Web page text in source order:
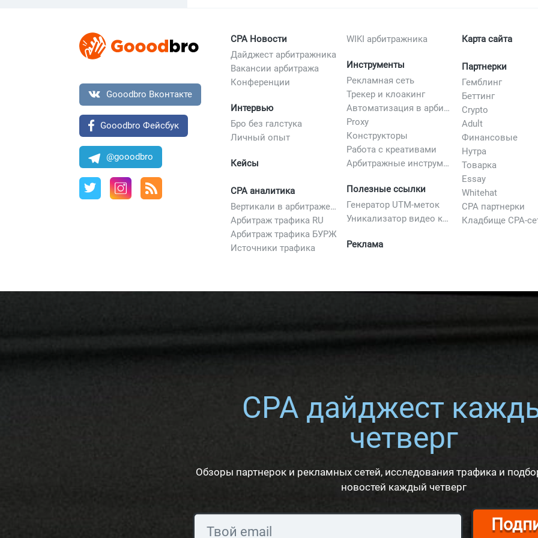
Gooodbro Вконтакте
Gooodbro Фейсбук
@gooodbro
CPA Новости
Дайджест арбитражника
Вакансии арбитража
Конференции
Интервью
Бро без галстука
Личный опыт
Кейсы
CPA аналитика
Вертикали в арбитраже трафика
Арбитраж трафика RU
Арбитраж трафика БУРЖ
Источники трафика
WIKI арбитражника
Инструменты
Рекламная сеть
Трекер и клоакинг
Автоматизация в арбитраже
Proxy
Конструкторы
Работа с креативами
Арбитражные инструменты
Полезные ссылки
Генератор UTM-меток
Уникализатор видео креативов
Реклама
Карта сайта
Партнерки
Гемблинг
Беттинг
Crypto
Adult
Финансовые
Нутра
Товарка
Essay
Whitehat
CPA партнерки
Кладбище CPA-
CPA дайджест
четверг
Обзоры партнерок и рекламных сетей, исследования трафика и
новостей каждый четверг